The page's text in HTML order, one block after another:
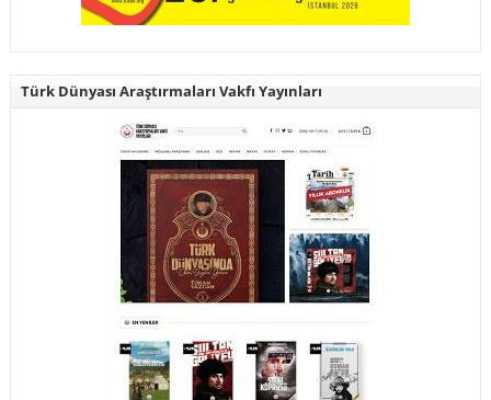
Türk Dünyası Araştırmaları Vakfı Yayınları